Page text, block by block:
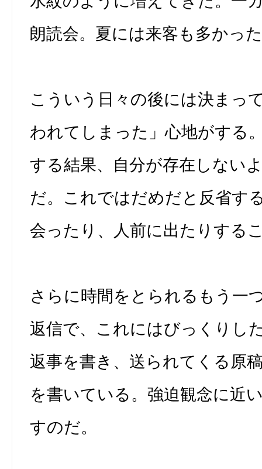
朗読会。夏には来客も多かっ
こういう日々の後には決まっ
われてしまった」心地がする
する結果、自分が存在しない
だ。これではだめだと反省す
会ったり、人前に出たりする
さらに時間をとられるもう一
返信で、これにはびっくりし
返事を書き、送られてくる原
を書いている。強迫観念に近
すのだ。